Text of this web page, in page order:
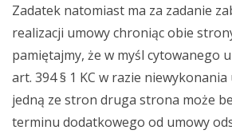
Zadatek natomiast ma za zadanie
realizacji umowy chroniąc obie
pamiętajmy, że w myśl cytowanego
art. 394 § 1 KC w razie
jedną ze stron druga strona może
terminu dodatkowego od umowy